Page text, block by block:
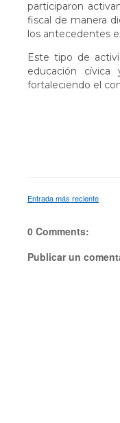
participaron
fiscal de manera
los antecedentes
Este tipo de
educación
fortaleciendo el
Entrada más reciente
0 Comments:
Publicar un